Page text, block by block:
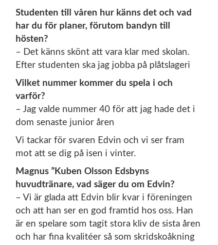
Studenten till våren hur känns det och vad
har du för planer, förutom bandyn till
hösten?
– Det känns skönt att vara klar med skolan.
Efter studenten ska jag jobba på plåtslageri
Vilket nummer kommer du spela i och
varför?
– Jag valde nummer 40 för att jag hade det i
dom senaste junior åren
Vi tackar för svaren Edvin och vi ser fram
mot att se dig på isen i vinter.
Magnus ”Kuben Olsson Edsbyns
huvudtränare, vad säger du om Edvin?
– Vi är glada att Edvin blir kvar i föreningen
och att han ser en god framtid hos oss. Han
är en spelare som tagit stora kliv de sista åren
och har fina kvalitéer så som skridskoåkning